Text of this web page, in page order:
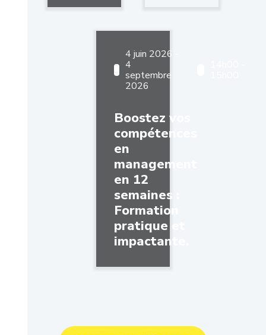
4 juin 2026 -
4
septembre
2026
Boostez vos
compétences
en
management
en 12
semaines :
Formation
pratique et
impactante.